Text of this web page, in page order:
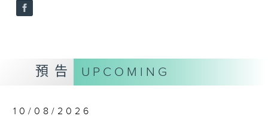
BRAHMS
Requiem, Op. 66 (8’)
Rossini’s Mosè in Egitto (arr. for 4
預告 UPCOMING
10/08/2026